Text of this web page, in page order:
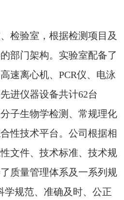
验室，根据检测项目及
部门架构。实验室配备了
速离心机、PCR仪、电泳
进仪器设备共计62台
子生物学检测、常规理化
性技术平台。公司根据相
文件、技术标准、技术规
质量管理体系及一系列规
学规范、准确及时、公正